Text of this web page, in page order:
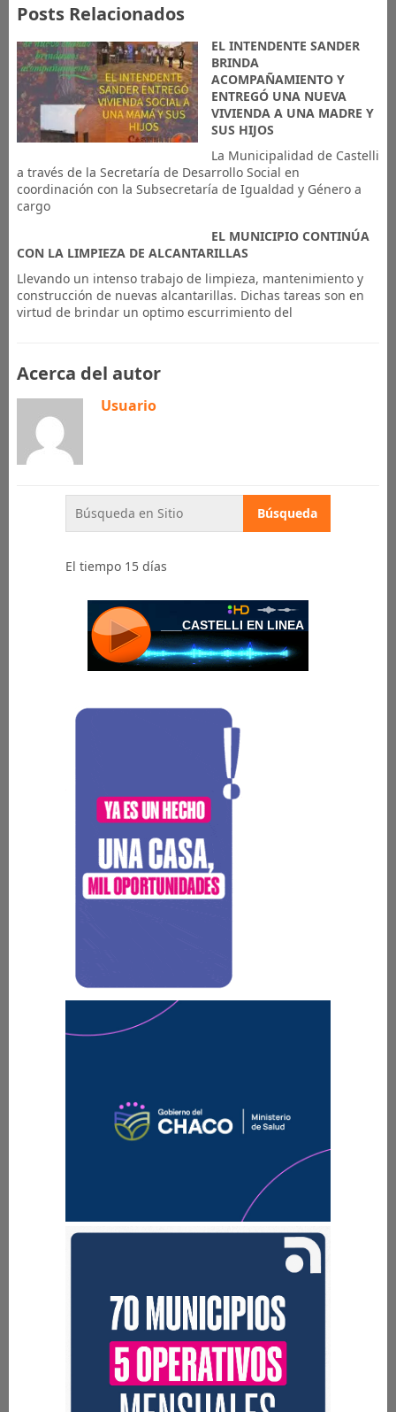
Posts Relacionados
EL INTENDENTE SANDER
BRINDA
ACOMPAÑAMIENTO Y
ENTREGÓ UNA NUEVA
VIVIENDA A UNA MADRE Y
SUS HIJOS
La Municipalidad de Castelli
a través de la Secretaría de Desarrollo Social en
coordinación con la Subsecretaría de Igualdad y Género a
cargo
EL MUNICIPIO CONTINÚA
CON LA LIMPIEZA DE ALCANTARILLAS
Llevando un intenso trabajo de limpieza, mantenimiento y
construcción de nuevas alcantarillas. Dichas tareas son en
virtud de brindar un optimo escurrimiento del
Acerca del autor
Usuario
El tiempo 15 días